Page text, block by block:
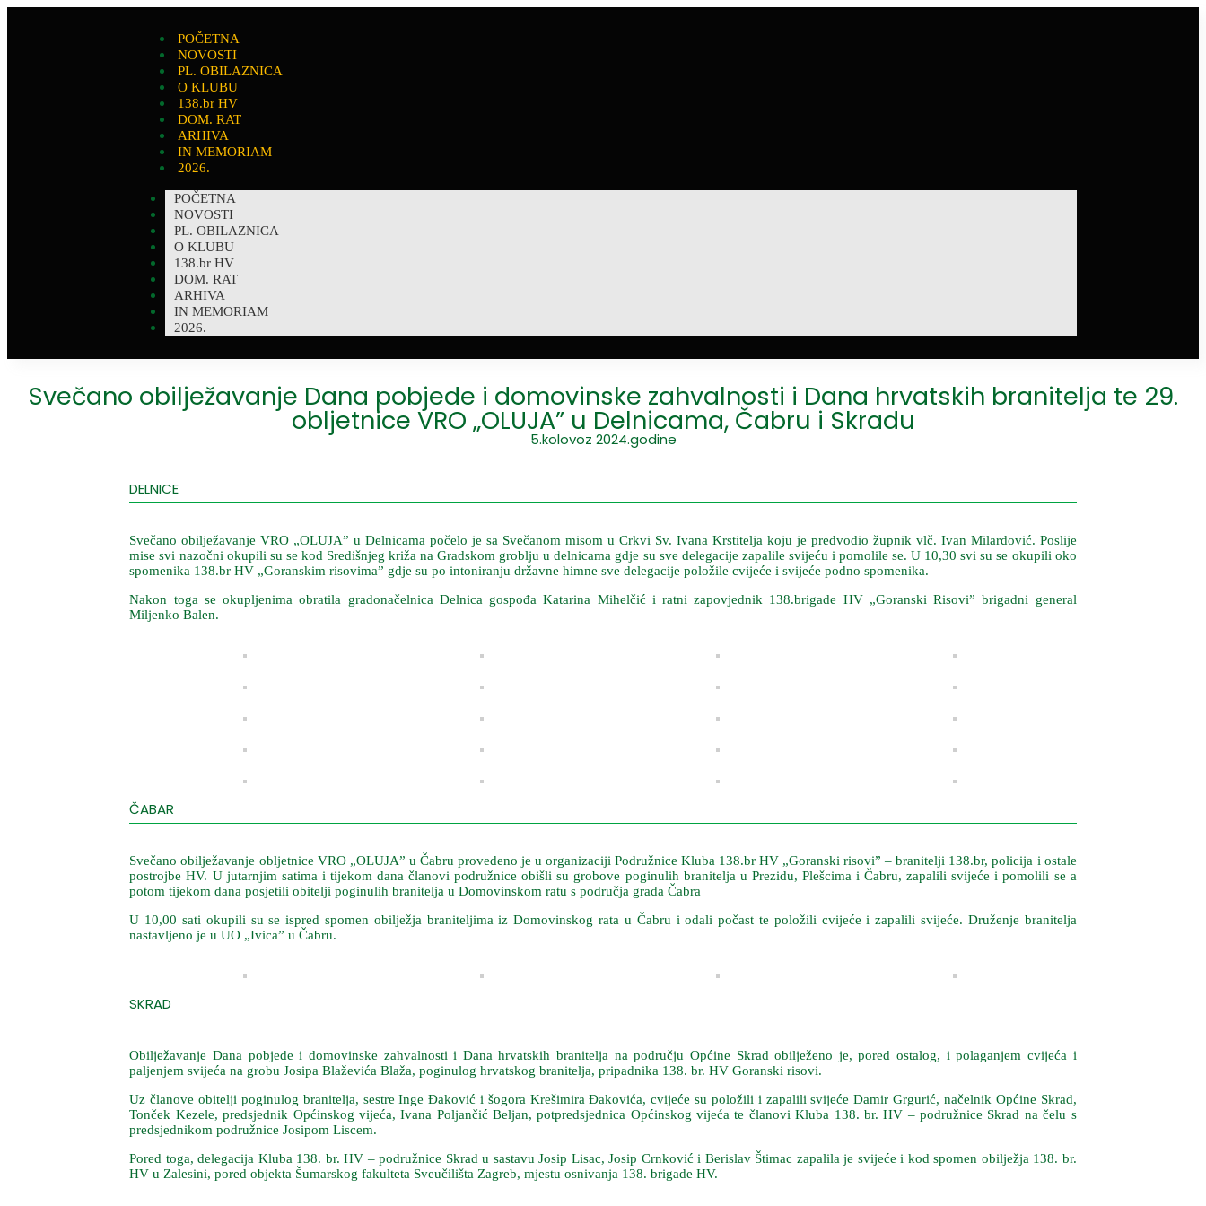
POČETNA
NOVOSTI
PL. OBILAZNICA
O KLUBU
138.br HV
DOM. RAT
ARHIVA
IN MEMORIAM
2026.
POČETNA
NOVOSTI
PL. OBILAZNICA
O KLUBU
138.br HV
DOM. RAT
ARHIVA
IN MEMORIAM
2026.
Svečano obilježavanje Dana pobjede i domovinske zahvalnosti i Dana hrvatskih branitelja te 29.
obljetnice VRO „OLUJA” u Delnicama, Čabru i Skradu
5.kolovoz 2024.godine
DELNICE
Svečano obilježavanje VRO „OLUJA” u Delnicama počelo je sa Svečanom misom u Crkvi Sv. Ivana Krstitelja koju je predvodio župnik vlč. Ivan Milardović. Poslije
mise svi nazočni okupili su se kod Središnjeg križa na Gradskom groblju u delnicama gdje su sve delegacije zapalile svijeću i pomolile se. U 10,30 svi su se okupili oko
spomenika 138.br HV „Goranskim risovima” gdje su po intoniranju državne himne sve delegacije položile cvijeće i svijeće podno spomenika.
Nakon toga se okupljenima obratila gradonačelnica Delnica gospođa Katarina Mihelčić i ratni zapovjednik 138.brigade HV „Goranski Risovi” brigadni general
Miljenko Balen.
ČABAR
Svečano obilježavanje obljetnice VRO „OLUJA” u Čabru provedeno je u organizaciji Podružnice Kluba 138.br HV „Goranski risovi” – branitelji 138.br, policija i ostale
postrojbe HV. U jutarnjim satima i tijekom dana članovi podružnice obišli su grobove poginulih branitelja u Prezidu, Plešcima i Čabru, zapalili svijeće i pomolili se a
potom tijekom dana posjetili obitelji poginulih branitelja u Domovinskom ratu s područja grada Čabra
U 10,00 sati okupili su se ispred spomen obilježja braniteljima iz Domovinskog rata u Čabru i odali počast te položili cvijeće i zapalili svijeće. Druženje branitelja
nastavljeno je u UO „Ivica” u Čabru.
SKRAD
Obilježavanje Dana pobjede i domovinske zahvalnosti i Dana hrvatskih branitelja na području Općine Skrad obilježeno je, pored ostalog, i polaganjem cvijeća i
paljenjem svijeća na grobu Josipa Blaževića Blaža, poginulog hrvatskog branitelja, pripadnika 138. br. HV Goranski risovi.
Uz članove obitelji poginulog branitelja, sestre Inge Đaković i šogora Krešimira Đakovića, cvijeće su položili i zapalili svijeće Damir Grgurić, načelnik Općine Skrad,
Tonček Kezele, predsjednik Općinskog vijeća, Ivana Poljančić Beljan, potpredsjednica Općinskog vijeća te članovi Kluba 138. br. HV – podružnice Skrad na čelu s
predsjednikom podružnice Josipom Liscem.
Pored toga, delegacija Kluba 138. br. HV – podružnice Skrad u sastavu Josip Lisac, Josip Crnković i Berislav Štimac zapalila je svijeće i kod spomen obilježja 138. br.
HV u Zalesini, pored objekta Šumarskog fakulteta Sveučilišta Zagreb, mjestu osnivanja 138. brigade HV.